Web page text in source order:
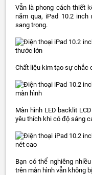
Vẫn là phong cách thiết
năm qua, iPad 10.2
sang trọng.
Chất liệu kim tạo sự chắc
Màn hình LED backlit
yêu thích khi có độ sáng
Bạn có thể nghiêng
trên màn hình vẫn không